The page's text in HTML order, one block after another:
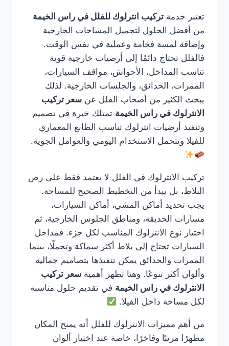
تعتبر خدمة تركيب انترلوك للفلل في راس الخيمة
من أفضل الحلول لتجميل المساحات الخارجية
وإضافة لمسة فخامة وعملية في نفس الوقت.
فالفلل تحتاج دائمًا إلى أرضيات خارجية قوية
تناسب المداخل، الأحواش، مواقف السيارات،
الممرات، الحدائق، والجلسات الخارجية. لذلك
يبحث الكثير من أصحاب الفلل عن سعر تركيب
الانترلوك في راس الخيمة تمتلك خبرة في تصميم
وتنفيذ أرضيات انترلوك تناسب الطابع المعماري
للفيلا وتتحمل الاستخدام اليومي والعوامل الجوية.
تركيب الانترلوك في الفلل لا يعتمد فقط على رص
البلاط، بل يبدأ من التخطيط الصحيح للمساحة.
يجب تحديد أماكن المشي، أماكن السيارات،
مسارات الحديقة، ومناطق الجلوس الخارجية، ثم
اختيار نوع الانترلوك المناسب لكل جزء. فمداخل
السيارات تحتاج إلى بلاط أكثر سماكة وتحملًا، بينما
الممرات والحدائق يمكن تنفيذها بتصاميم جمالية
وألوان أكثر تنوعًا. وهنا تظهر أهمية سعر تركيب
الانترلوك في راس الخيمة في تقديم حلول مناسبة
لكل مساحة داخل الفيلا.
من أهم مميزات الانترلوك للفلل أنه يمنح المكان
مظهرًا مرتبًا وفاخرًا، خاصة عند اختيار ألوان